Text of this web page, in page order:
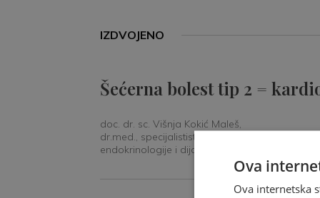
IZDVOJENO
Šećerna bolest tip 2 =
doc. dr. sc. Višnja Kokić Maleš,
dr.med., specijalististica
endokrinologije i dijabetologije
Ova
Ova internetska